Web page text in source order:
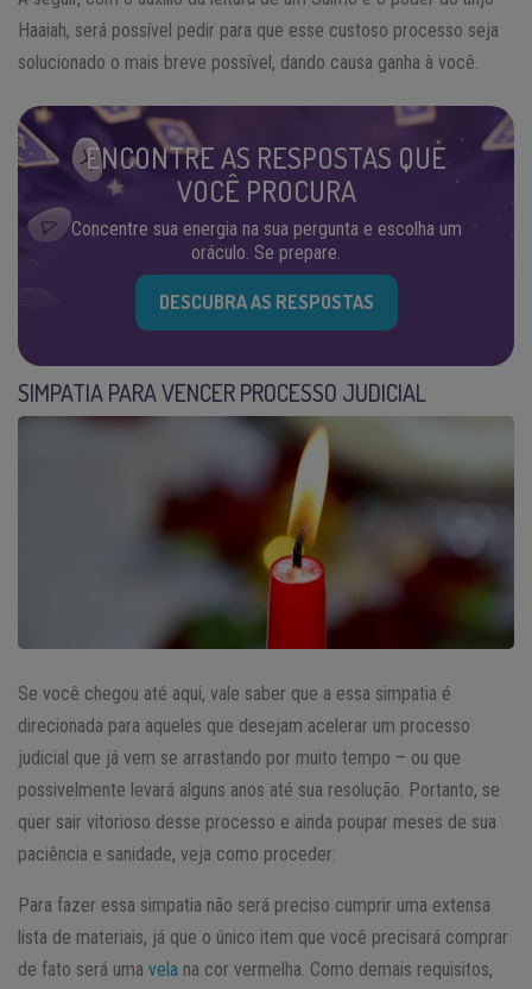
Haaiah, será possível pedir para que esse custoso processo seja
solucionado o mais breve possível, dando causa ganha à você.
ENCONTRE AS RESPOSTAS QUE
VOCÊ PROCURA
Concentre sua energia na sua pergunta e escolha um
oráculo. Se prepare.
DESCUBRA AS RESPOSTAS
SIMPATIA PARA VENCER PROCESSO JUDICIAL
Se você chegou até aqui, vale saber que a essa simpatia é
direcionada para aqueles que desejam acelerar um processo
judicial que já vem se arrastando por muito tempo – ou que
possivelmente levará alguns anos até sua resolução. Portanto, se
quer sair vitorioso desse processo e ainda poupar meses de sua
paciência e sanidade, veja como proceder:
Para fazer essa simpatia não será preciso cumprir uma extensa
lista de materiais, já que o único item que você precisará comprar
de fato será uma vela na cor vermelha. Como demais requisitos,